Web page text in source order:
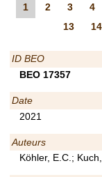
1
2 3 4
13
14
ID BEO
BEO 17357
Date
2021
Auteurs
Köhler, E.C.;